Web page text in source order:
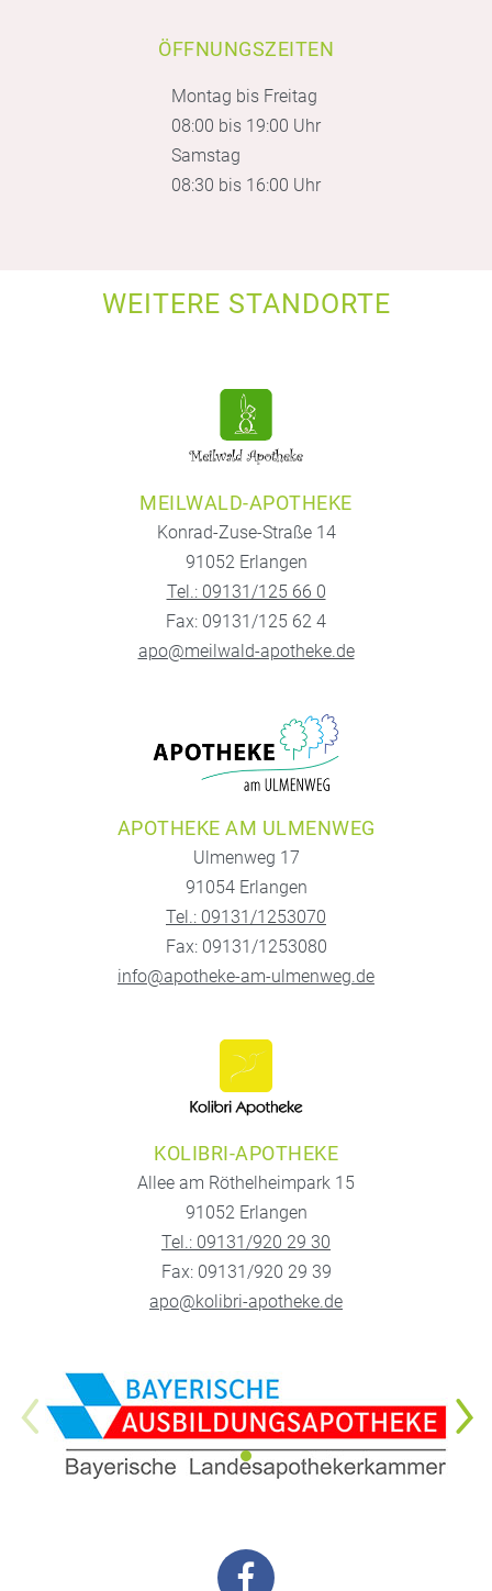
ÖFFNUNGSZEITEN
Montag bis Freitag
08:00 bis 19:00 Uhr
Samstag
08:30 bis 16:00 Uhr
WEITERE STANDORTE
MEILWALD-APOTHEKE
Konrad-Zuse-Straße 14
91052 Erlangen
Tel.: 09131/125 66 0
Fax: 09131/125 62 4
apo@meilwald-apotheke.de
APOTHEKE AM ULMENWEG
Ulmenweg 17
91054 Erlangen
Tel.: 09131/1253070
Fax: 09131/1253080
info@apotheke-am-ulmenweg.de
KOLIBRI-APOTHEKE
Allee am Röthelheimpark 15
91052 Erlangen
Tel.: 09131/920 29 30
Fax: 09131/920 29 39
apo@kolibri-apotheke.de